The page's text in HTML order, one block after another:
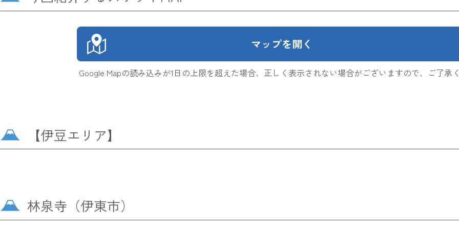
マップを開く
Google Mapの読み込みが1日の上限を超えた場合、正しく表示されない場合がございますので、ご了承
【伊豆エリア】
林泉寺（伊東市）